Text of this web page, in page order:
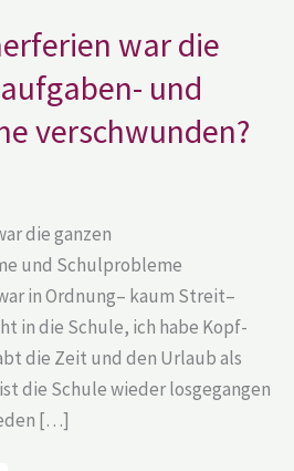
war die
und
verschwunden?
die ganzen
und Schulprobleme
in Ordnung– kaum Streit–
in die Schule, ich habe Kopf-
die Zeit und den Urlaub als
die Schule wieder losgegangen
[…]